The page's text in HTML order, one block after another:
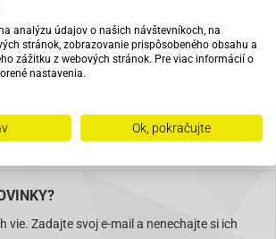
roku 2007
vie. Zadajte svoj e-mail a nenechajte si ich
analýzu údajov o našich návštevníkoch, na
stránok, zobrazovanie prispôsobeného obsahu a
zážitku z webových stránok. Pre viac informácií o
nastavenia.
Ok, pokračujte